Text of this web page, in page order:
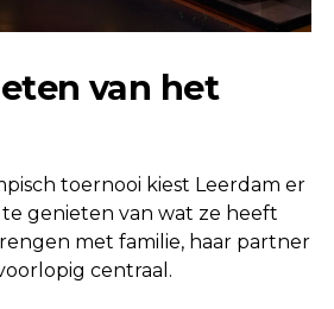
van het
toernooi kiest Leerdam er
genieten van wat ze heeft
met familie, haar partner
centraal.